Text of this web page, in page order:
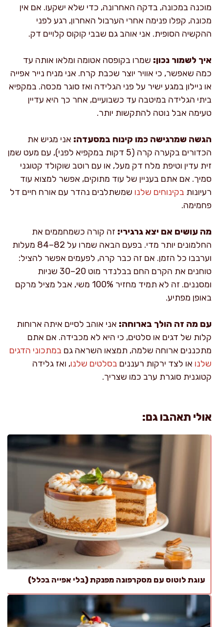
מוכנה במכונה, בדקה האחרונה, כדי שלא ישקעו. אם אין
מכונה, קפלו פנימה אחרי הערבול האחרון, רגע לפני
ההקשיה הסופית. אני אוהב גם שבבי קוקוס קלויים דק.
איך לשמור נכון: שמרו בקופסה אטומה ומלאו אותה עד
כמה שאפשר, כי אוויר יוצר שכבת קרח. אני מניח נייר אפייה
או ניילון במגע ישיר על פני הגלידה ואז סוגר מכסה. במקפיא
ביתי הגלידה במיטבה עד כשבועיים, אחר כך היא עדיין
טעימה אבל נוטה להתקשות יותר.
הגשה שמרגישה כמו קינוח במסעדה: אני מגיש את
הכדורים בקערה קרה (5 דקות במקפיא לפני), עם מעט שמן
זית עדין וטיפת מלח דק מעל, או עם רוטב שוקולד קטוגני
סמיך. אם אתם בעניין של עוד מתוקים, אפשר למצוא עוד
רעיונות בקינוחים שלנו שמשתלבים נהדר עם אורח חיים דל
פחמימה.
מה עושים אם יצא גרגירי: זה קורה כשמחממים את
החלמונים יותר מדי. בפעם הבאה שמרו על 82–84 מעלות
וערבבו כל הזמן. אם זה כבר קרה, לפעמים אפשר להציל:
טוחנים את הקרם החם בבלנדר מוט 20–30 שניות
ומסננים. זה לא תמיד מחזיר 100% משי, אבל מציל מרקם
באופן מפתיע.
עם מה זה הולך בארוחה: אני אוהב לסיים איתה ארוחות
קלות של דגים או סלטים, כי היא לא מכבידה. אם אתם
מתכננים ארוחה שלמה, תמצאו השראה גם במתכוני הדגים
שלנו או לצד ירקות רעננים בסלטים שלנו, ואז גלידה
קטוגנית סוגרת ערב כמו שצריך.
אולי תאהבו גם:
עוגת לוטוס עם מסקרפונה מפנקת (בלי אפייה בכלל)